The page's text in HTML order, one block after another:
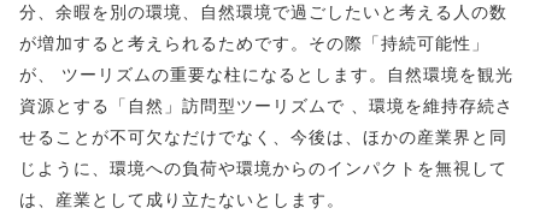
分、余暇を別の環境、自然環境で過ごしたいと考える人の数
が増加すると考えられるためです。その際「持続可能性」
が、 ツーリズムの重要な柱になるとします。自然環境を観光
資源とする「自然」訪問型ツーリズムで 、環境を維持存続さ
せることが不可欠なだけでなく、今後は、ほかの産業界と同
じように、環境への負荷や環境からのインパクトを無視して
は、産業として成り立たないとします。